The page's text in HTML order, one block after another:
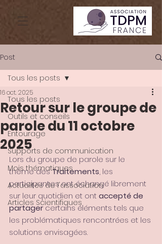
Post
Tous les posts
Outils et conseils
Entourage
Supports de communication
Mois thématiques
Actualités de l'association
Articles Scientifiques
Tous les posts
Retour sur le groupe de
parole du 11 octobre
2025
16 oct. 2025
Lors du groupe de parole sur le
thème des Traitements, les
participant·es ont échangé librement
sur leur quotidien et ont accepté de
partager certains éléments tels que
les problématiques rencontrées et les
solutions envisagées.